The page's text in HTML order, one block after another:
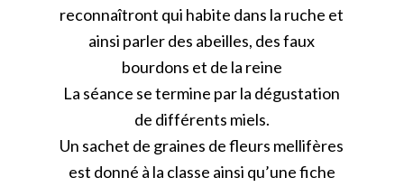
reconnaîtront qui habite dans la ruche et
ainsi parler des abeilles, des faux
bourdons et de la reine
La séance se termine par la dégustation
de différents miels.
Un sachet de graines de fleurs mellifères
est donné à la classe ainsi qu’une fiche